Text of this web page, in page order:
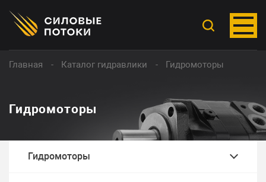
Главная Каталог гидравлики Гидромоторы
Гидромоторы
Гидромоторы